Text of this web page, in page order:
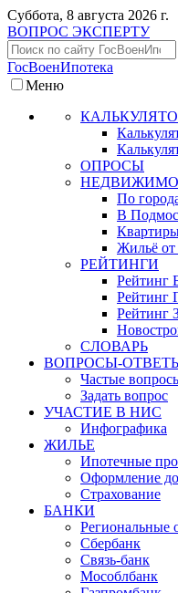
Суббота, 8 августа 2026 г.
ВОПРОС ЭКСПЕРТУ
ГосВоенИпотека
Меню
ОПРОСЫ
По
В
Жильё от
РЕЙТИНГИ
Рейтинг
Рейтинг
Рейтинг
СЛОВАРЬ
ВОПРОСЫ-
Частые
Задать вопрос
УЧАСТИЕ В НИС
Инфографика
ЖИЛЬЕ
Ипотечные
Оформление
Страхование
БАНКИ
Сбербанк
Связь-банк
Мособлбанк